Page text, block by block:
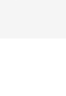
統中。任何人